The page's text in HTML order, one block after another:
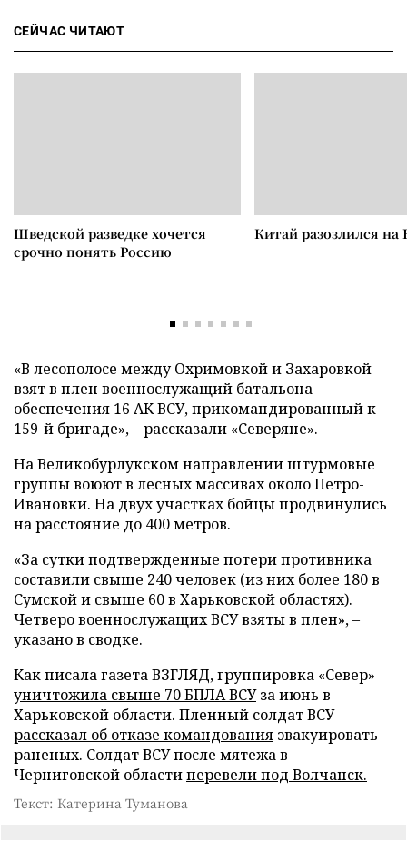
СЕЙЧАС ЧИТАЮТ
Шведской разведке хочется
срочно понять Россию
Китай разозлился на
«В лесополосе между Охримовкой и Захаровкой
взят в плен военнослужащий батальона
обеспечения 16 АК ВСУ, прикомандированный к
159-й бригаде», – рассказали «Северяне».
На Великобурлукском направлении штурмовые
группы воюют в лесных массивах около Петро-
Ивановки. На двух участках бойцы продвинулись
на расстояние до 400 метров.
«За сутки подтвержденные потери противника
составили свыше 240 человек (из них более 180 в
Сумской и свыше 60 в Харьковской областях).
Четверо военнослужащих ВСУ взяты в плен», –
указано в сводке.
Как писала газета ВЗГЛЯД, группировка «Север»
уничтожила свыше 70 БПЛА ВСУза июнь в
Харьковской области. Пленный солдат ВСУ
рассказал об отказе командования эвакуировать
раненых. Солдат ВСУ после мятежа в
Черниговской областиперевели под Волчанск.
Текст: Катерина Туманова